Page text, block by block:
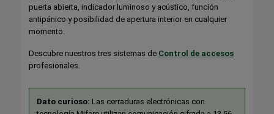
puerta abierta, indicador luminoso y acústico, función
antipánico y posibilidad de apertura interior en cualquier
momento.
Descubre nuestros tres sistemas de Control de accesos
profesionales.
Dato curioso: Las cerraduras electrónicas con